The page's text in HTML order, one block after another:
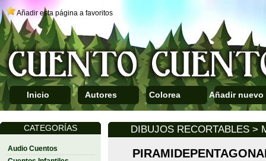
Añadir esta página a favoritos
Inicio Autores Colorea Añadir nuevo
CATEGORÍAS
Audio Cuentos
DIBUJOS RECORTABLES >